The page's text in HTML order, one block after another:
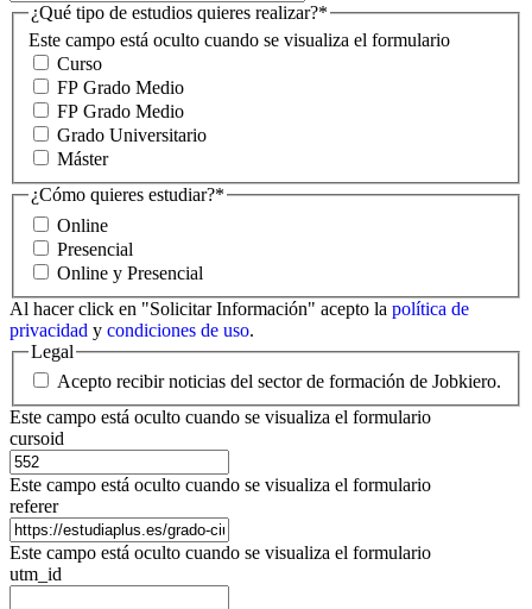
Este campo está oculto cuando se visualiza el formulario
¿Qué tipo de estudios quieres realizar?*
Curso
FP Grado Medio
FP Grado Medio
Grado Universitario
Máster
¿Cómo quieres estudiar?*
Online
Presencial
Online y Presencial
Al hacer click en "Solicitar Información" acepto la política de
privacidad y condiciones de uso.
Legal
Acepto recibir noticias del sector de formación de Jobkiero.
Este campo está oculto cuando se visualiza el formulario
cursoid
Este campo está oculto cuando se visualiza el formulario
referer
Este campo está oculto cuando se visualiza el formulario
utm_id